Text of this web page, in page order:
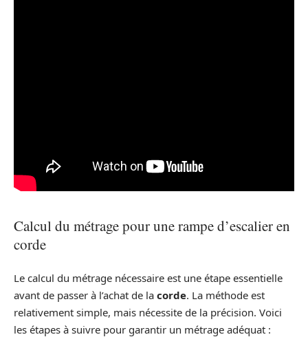
Calcul du métrage pour une rampe d’escalier en
corde
Le calcul du métrage nécessaire est une étape essentielle
avant de passer à l’achat de la corde. La méthode est
relativement simple, mais nécessite de la précision. Voici
les étapes à suivre pour garantir un métrage adéquat :